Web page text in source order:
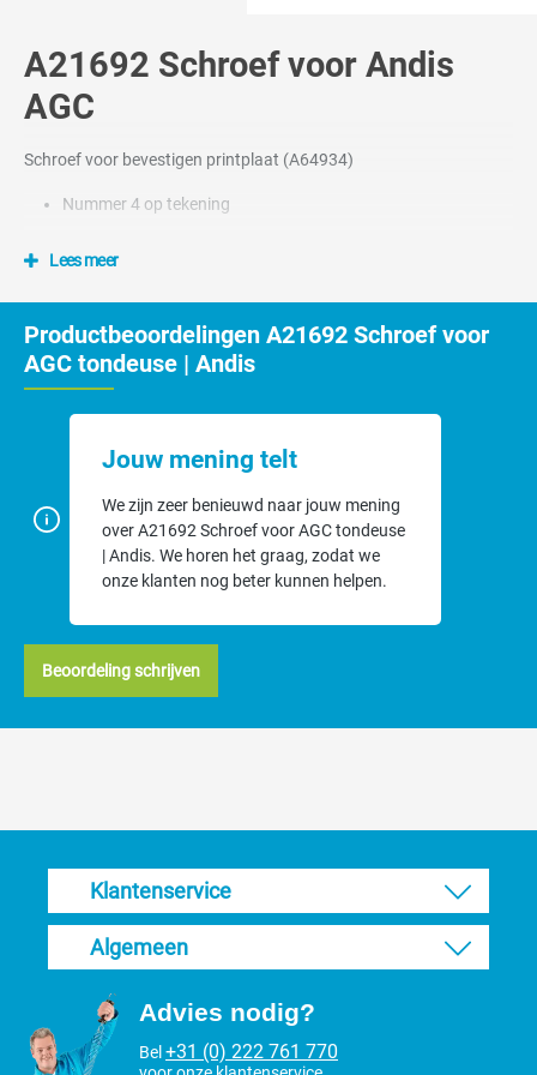
A21692 Schroef voor Andis
AGC
Schroef voor bevestigen printplaat (A64934)
Nummer 4 op tekening
Lees meer
Productbeoordelingen A21692 Schroef voor
AGC tondeuse | Andis
Jouw mening telt
We zijn zeer benieuwd naar jouw mening
over A21692 Schroef voor AGC tondeuse
| Andis. We horen het graag, zodat we
onze klanten nog beter kunnen helpen.
Beoordeling schrijven
Klantenservice
Algemeen
Advies nodig?
Bel +31 (0) 222 761 770